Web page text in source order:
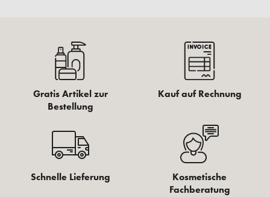
Gratis Artikel zur
Bestellung
Kauf auf Rechnung
Schnelle Lieferung
Kosmetische
Fachberatung